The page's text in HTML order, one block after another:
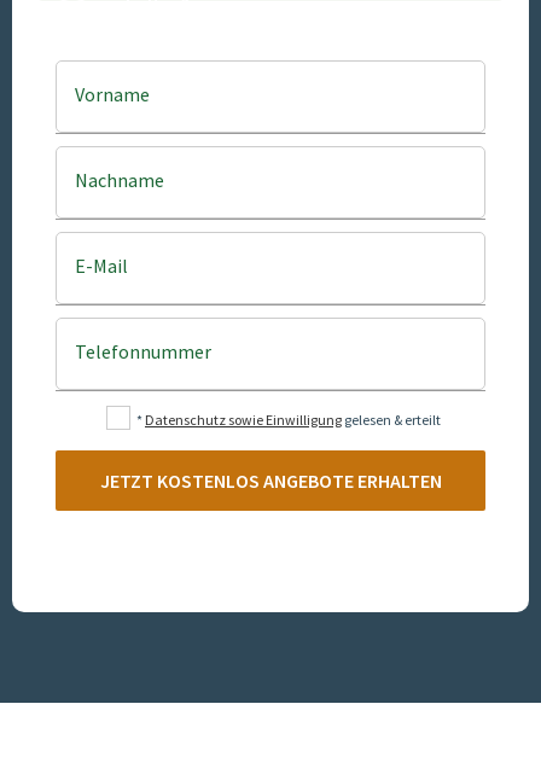
Vorname
Nachname
E-Mail
Telefonnummer
* Datenschutz sowie Einwilligung gelesen & erteilt
JETZT KOSTENLOS ANGEBOTE ERHALTEN